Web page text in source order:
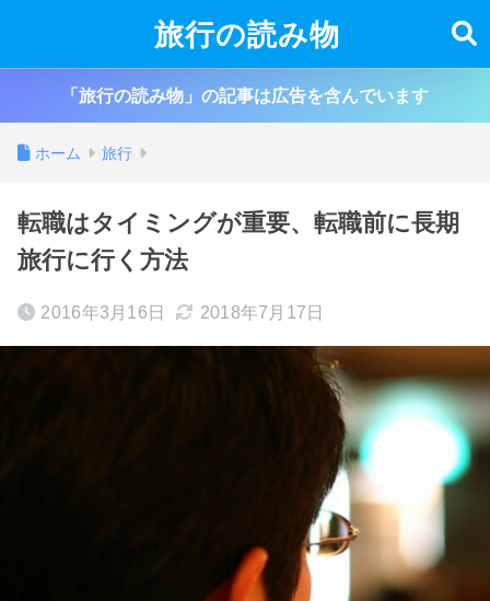
旅行の読み物
「旅行の読み物」の記事は広告を含んでいます
ホーム 旅行
転職はタイミングが重要、転職前に長期
旅行に行く方法
2016年3月16日 2018年7月17日